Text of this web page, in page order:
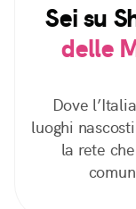
Sei su
delle
Dove
luoghi
la rete